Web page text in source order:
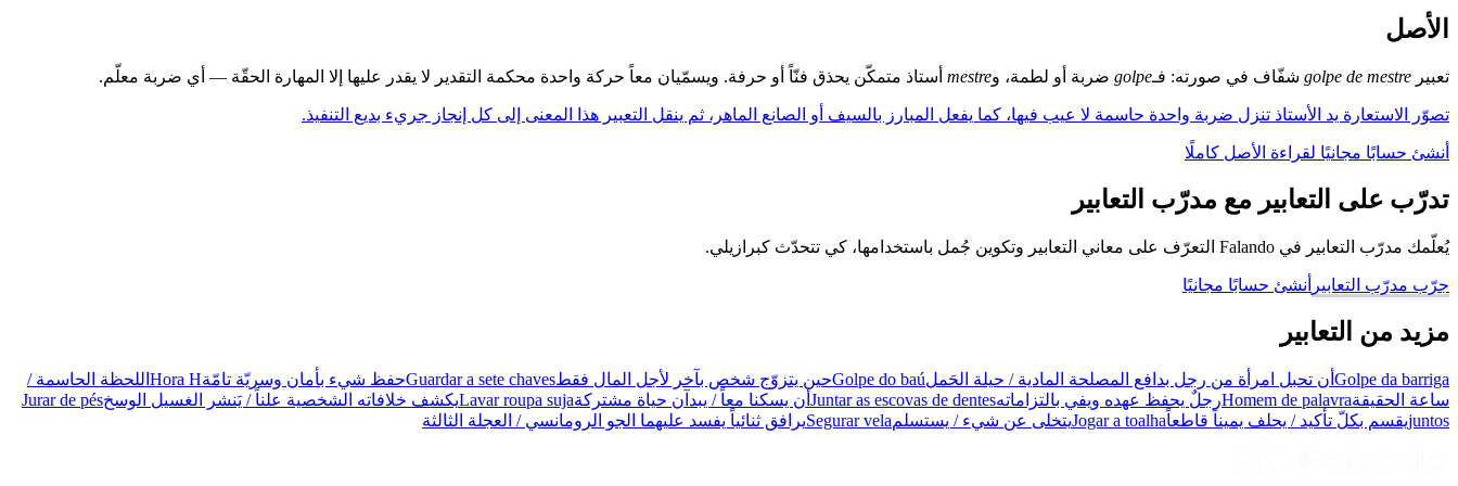
الأصل
تعبير golpe de mestre شفّاف في صورته: فـgolpe ضربة أو لطمة، وmestre أستاذ متمكّن يحذق فنّاً أو حرفة. ويسمّيان معاً حركة واحدة محكمة التقدير لا يقدر عليها إلا المهارة الحقّة — أي ضربة معلّم.
تصوّر الاستعارة يد الأستاذ تنزل ضربة واحدة حاسمة لا عيب فيها، كما يفعل المبارز بالسيف أو الصانع الماهر، ثم ينقل التعبير هذا المعنى إلى كل إنجاز جريء بديع التنفيذ.
أنشئ حسابًا مجانيًا لقراءة الأصل كاملًا
تدرّب على التعابير مع مدرّب التعابير
يُعلّمك مدرّب التعابير في Falando التعرّف على معاني التعابير وتكوين جُمل باستخدامها، كي تتحدّث كبرازيلي.
جرّب مدرّب التعابير أنشئ حسابًا مجانيًا
مزيد من التعابير
Golpe da barriga أن تحبل امرأة من رجل بدافع المصلحة المادية / حيلة الحَملGolpe do baúحين يتزوّج شخص بآخر لأجل المال فقطGuardar a sete chavesحفظ شيء بأمان وسريّة تامّةHora H اللحظة الحاسمة /
ساعة الحقيقةHomem de palavraرجلٌ يحفظ عهده ويفي بالتزاماتهJuntar as escovas de dentes أن يسكنا معاً / يبدآن حياة مشتركةLavar roupa sujaيكشف خلافاته الشخصية علناً / يَنشر الغسيل الوسخJurar de pés
juntosيقسم بكلّ تأكيد / يحلف يميناً قاطعاًJogar a toalhaيتخلى عن شيء / يستسلمSegurar velaيرافق ثنائياً يفسد عليهما الجو الرومانسي / العجلة الثالثة